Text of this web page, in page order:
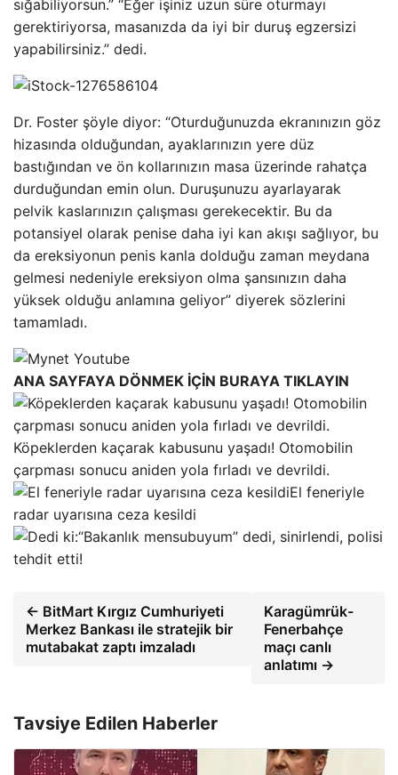
sığabiliyorsun.” “Eğer işiniz uzun süre oturmayı
gerektiriyorsa, masanızda da iyi bir duruş egzersizi
yapabilirsiniz.” dedi.
Dr. Foster şöyle diyor: “Oturduğunuzda ekranınızın göz
hizasında olduğundan, ayaklarınızın yere düz
bastığından ve ön kollarınızın masa üzerinde rahatça
durduğundan emin olun. Duruşunuzu ayarlayarak
pelvik kaslarınızın çalışması gerekecektir. Bu da
potansiyel olarak penise daha iyi kan akışı sağlıyor, bu
da ereksiyonun penis kanla dolduğu zaman meydana
gelmesi nedeniyle ereksiyon olma şansınızın daha
yüksek olduğu anlamına geliyor” diyerek sözlerini
tamamladı.
ANA SAYFAYA DÖNMEK İÇİN BURAYA TIKLAYIN
Köpeklerden kaçarak kabusunu yaşadı! Otomobilin
çarpması sonucu aniden yola fırladı ve devrildi.
El feneriyle
radar uyarısına ceza kesildi
“Bakanlık mensubuyum” dedi, sinirlendi, polisi
tehdit etti!
← BitMart Kırgız Cumhuriyeti
Merkez Bankası ile stratejik bir
mutabakat zaptı imzaladı
Karagümrük-
Fenerbahçe
maçı canlı
anlatımı →
Tavsiye Edilen Haberler